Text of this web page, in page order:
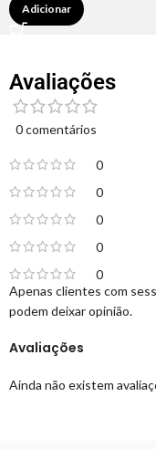
Adicionar
Avaliações
0 comentários
0
0
0
0
0
Avaliações
Ainda não existem
Apenas clientes com
podem deixar opinião.